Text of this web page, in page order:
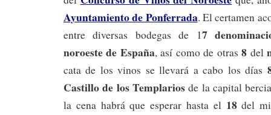
Ayuntamiento de Ponferrada. El certamen
entre diversas bodegas de 17
noroeste de España, así como de otras8 del
cata de los vinos se llevará a cabo los días
Castillo de los Templarios de la capital
la cena habrá que esperar hasta el 18del